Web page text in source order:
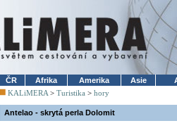
ČR Afrika Amerika Asie
KALiMERA > Turistika > hory
Antelao - skrytá perla Dolomit